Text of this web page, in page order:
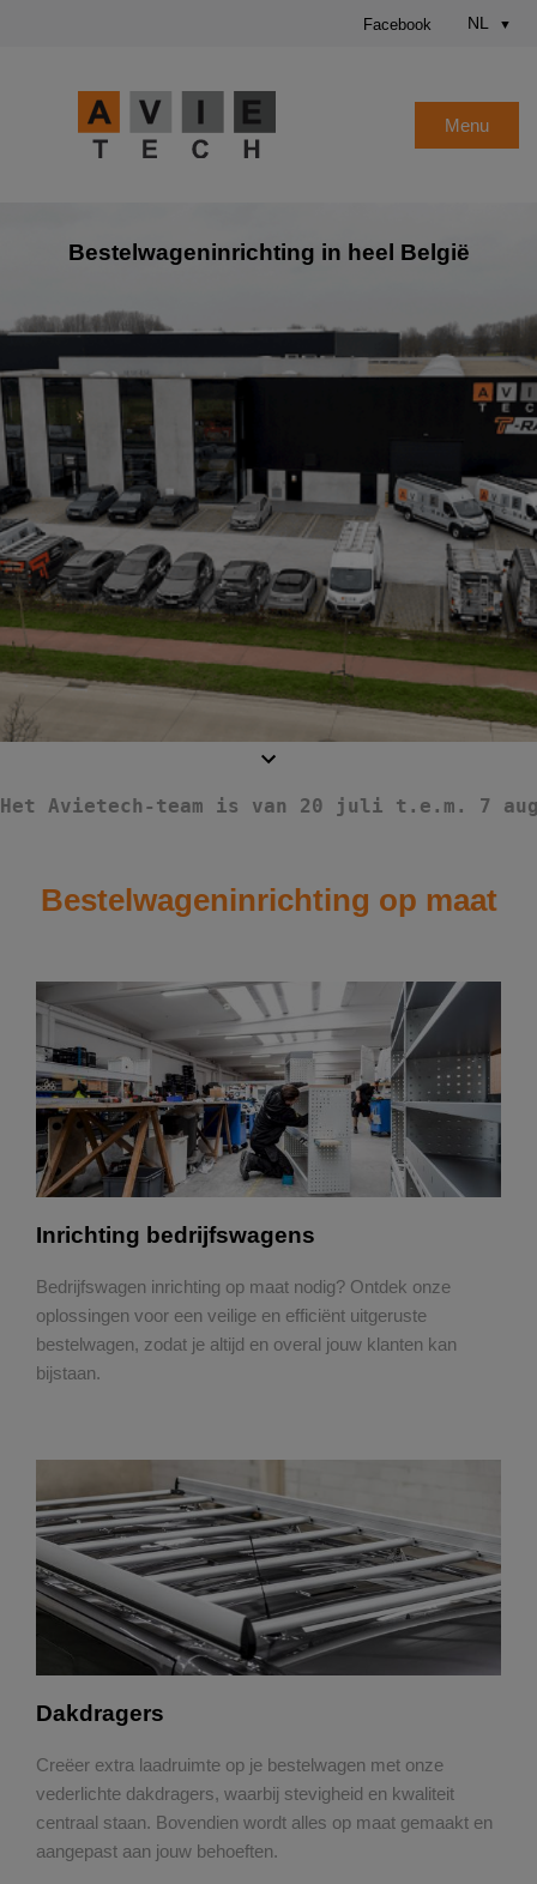
Facebook NL
Menu
Bestelwageninrichting in heel België
Het Avietech-team is van 20 juli t.e.m. 7
Bestelwageninrichting op maat
Inrichting bedrijfswagens
Bedrijfswagen inrichting op maat nodig? Ontdek onze
oplossingen voor een veilige en efficiënt uitgeruste
bestelwagen, zodat je altijd en overal jouw klanten kan
bijstaan.
Dakdragers
Creëer extra laadruimte op je bestelwagen met onze
vederlichte dakdragers, waarbij stevigheid en kwaliteit
centraal staan. Bovendien wordt alles op maat gemaakt en
aangepast aan jouw behoeften.